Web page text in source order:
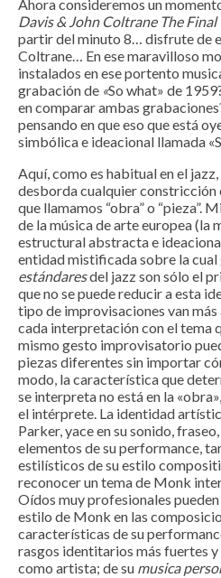
Ahora consideremos un
Davis & John Coltrane The Final
partir del minuto 8… disfrute de
Coltrane… En ese maravilloso
instalados en ese portento
grabación de «So what» de
en comparar ambas
pensando en que eso que está
simbólica e ideacional llamada
Aquí, como es habitual en el
desborda cualquier constricción
que llamamos “obra” o “pieza”.
de la música de arte europea (la
estructural abstracta e
entidad mistificada sobre la
estándaresdel jazz son sólo el
que no se puede reducir a esta
tipo de improvisaciones van
cada interpretación con el tema
mismo gesto improvisatorio
piezas diferentes sin importar
modo, la característica que
se interpreta no está en la
el intérprete. La identidad
Parker, yace en su sonido,
elementos de su performance,
estilísticos de su estilo
reconocer un tema de Monk
Oídos muy profesionales
estilo de Monk en las
características de su
rasgos identitarios más fuertes
como artista; de su musica